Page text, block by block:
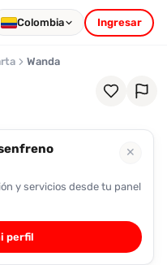
Colombia Ingresar
Wanda
✕
y servicios desde tu panel
perfil